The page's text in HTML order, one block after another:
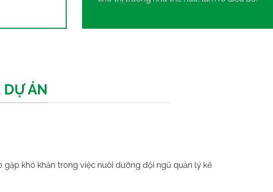
DỰ ÁN
gặp khó khăn trong việc nuôi dưỡng đội ngũ quản lý kế